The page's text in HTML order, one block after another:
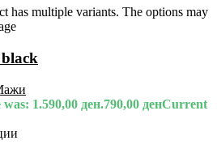
has multiple variants. The options may
1.590,00 ден.790,00 денCurrent